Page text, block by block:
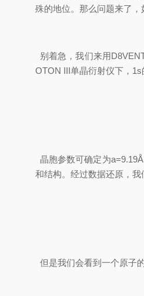
殊的地位。那么问题来了
别着急，我们来用
OTON III单晶衍射仪下，
晶胞参数可确定为
和结构。经过数据还原，
但是我们会看到一个原子